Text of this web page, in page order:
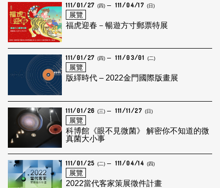
111/01/27 (四) 111/04/17 (日)
展覽
福虎迎春－暢遊方寸郵票特展
111/01/27 (四) 111/03/01 (二)
展覽
版繹時代 – 2022金門國際版畫展
111/01/26 (三) 111/11/27 (日)
展覽
科博館《眼不見微菌》 解密你不知道的微
真菌大小事
111/01/25 (二) 111/04/14 (四)
展覽
2022當代客家策展徵件計畫